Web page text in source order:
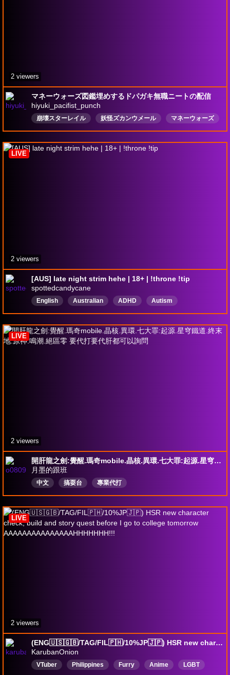
マネーウォーズ図鑑埋めするドパガキ無職ニートの配信
hiyuki_pacifist_punch
崩壊スターレイル 妖怪ズカンウメール
マネーウォーズ
日本語
2 viewers
[AUS] late night strim hehe | 18+ | !throne !tip
spottedcandycane
English Australian ADHD
Autism
Genderfluid
Pansexual 18plus
ENVtuber
DropsEnabled
LIVE
2 viewers
開肝龍之劍:覺醒.瑪奇mobile.晶核.異環.七大罪:起源.星穹鐵道.終末地.原神.鳴潮.絕區零 要代打要代肝都可以詢問
月墨的跟班
中文 搞耍台 專業代打
LIVE
2 viewers
(ENG🇺🇸🇬🇧/TAG/FIL🇵🇭/10%JP🇯🇵) HSR new character check, build and story quest before I go to college tomorrow AAAAAAAAAAAAAAAHHHHHHH!!!
KarubanOnion
VTuber Philippines Furry Anime
LGBT
LIVE
2 viewers